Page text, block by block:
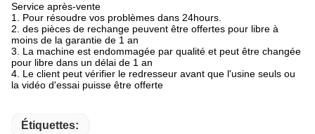
Service après-vente
1. Pour résoudre vos problèmes dans 24hours.
2. des pièces de rechange peuvent être offertes pour libre à
moins de la garantie de 1 an
3. La machine est endommagée par qualité et peut être changée
pour libre dans un délai de 1 an
4. Le client peut vérifier le redresseur avant que l'usine seuls ou
la vidéo d'essai puisse être offerte
Étiquettes: